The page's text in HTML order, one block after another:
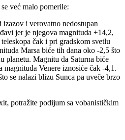
već malo pomerile:
i verovatno nedostupan
jer je njegova magnituda +14,2,
čak i pri gradskom svetlu
Marsa biće tih dana oko -2,5 što
planetu. Magnitu da Saturna biće
Venere iznosiće čak -4,1.
se nalazi blizu Sunca pa uveče brzo
potražite podijum sa vobanističkim